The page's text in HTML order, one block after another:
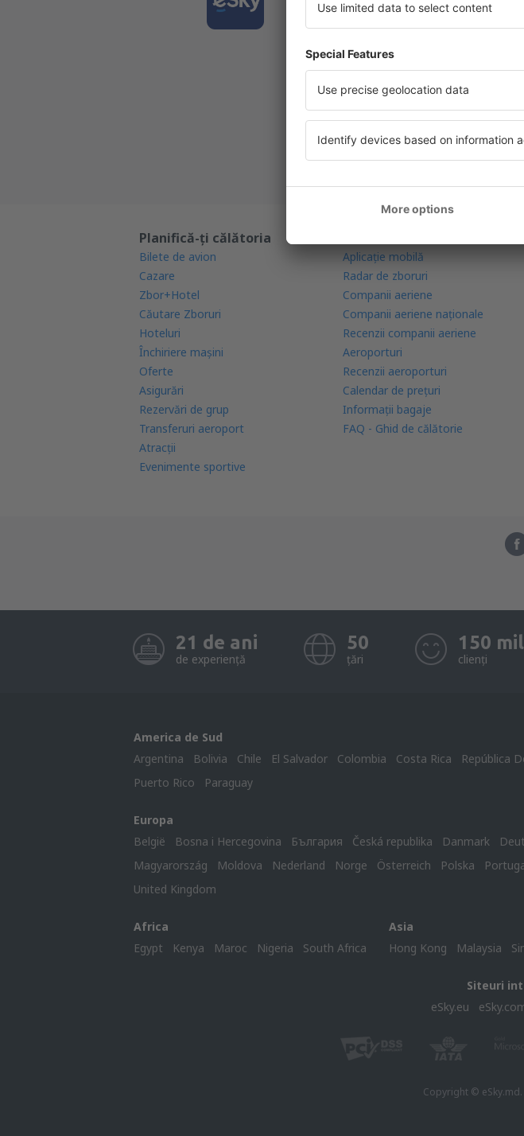
și organizează-ţi
Cea mai bine evaluată aplicație din
Noi oferte zilnice la îndemână
Toate rezervările tale într-un singur loc
Planifică-ți călătoria
Bilete de avion
Cazare
Zbor+Hotel
Căutare Zboruri
Hoteluri
Închiriere mașini
Oferte
Asigurări
Rezervări de grup
Transferuri aeroport
Atracţii
Evenimente sportive
Aplicație mobilă
Radar de zboruri
Companii aeriene
Companii aeriene naţionale
Recenzii companii aeriene
Aeroporturi
Recenzii aeroporturi
Calendar de prețuri
Informații bagaje
FAQ - Ghid de călătorie
21 de ani
de experiență
50
țări
150
clienți
America de Sud
Argentina
Bolivia Chile El Salvador Colombia Costa Rica República
Puerto Rico
Paraguay
Europa
België
Bosna i Hercegovina България Česká republika Danmark
Magyarország
Moldova Nederland Norge Österreich Polska
United Kingdom
Africa
Egypt
Kenya Maroc Nigeria South Africa
Asia
Hong Kong
Malaysia
Siteuri
eSky.eu
Copyright ©